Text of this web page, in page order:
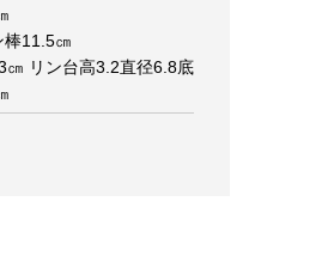
11.5㎝
㎝ リン台高3.2直径6.8底